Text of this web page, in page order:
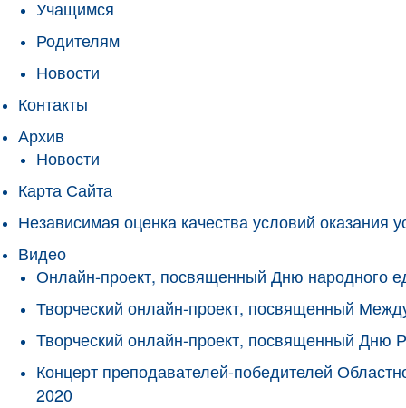
Учащимся
Родителям
Новости
Контакты
Архив
Новости
Карта Сайта
Независимая оценка качества условий оказания
Видео
Онлайн-проект, посвященный Дню народного
Творческий онлайн-проект, посвященный
Творческий онлайн-проект, посвященный Дню
Концерт преподавателей-победителей
2020